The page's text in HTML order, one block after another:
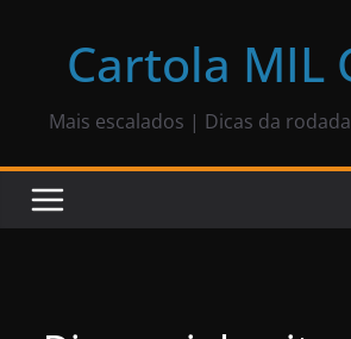
Cartola MIL
Mais escalados | Dicas da